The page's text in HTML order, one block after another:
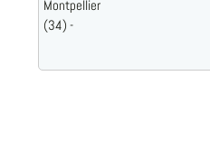
Montpellier
(34) -